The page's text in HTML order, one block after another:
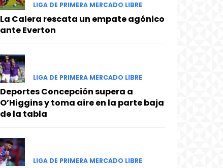
LIGA DE PRIMERA MERCADO LIBRE
La Calera rescata un empate agónico
ante Everton
LIGA DE PRIMERA MERCADO LIBRE
Deportes Concepción supera a
O’Higgins y toma aire en la parte baja
de la tabla
LIGA DE PRIMERA MERCADO LIBRE